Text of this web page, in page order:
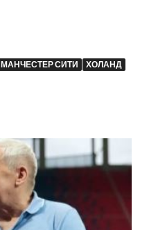
МАНЧЕСТЕР СИТИ ХОЛАНД